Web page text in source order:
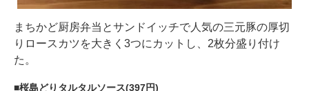
まちかど厨房弁当とサンドイッチで人気の三元豚の厚切
りロースカツを大きく3つにカットし、2枚分盛り付け
た。
桜島どりタルタルソース(397円)